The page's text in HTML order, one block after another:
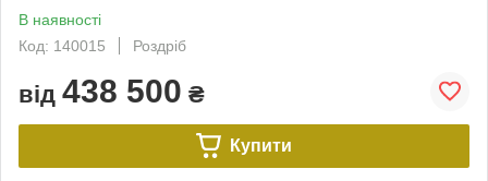
В наявності
Код: 140015
Роздріб
від 438 500 ₴
Купити